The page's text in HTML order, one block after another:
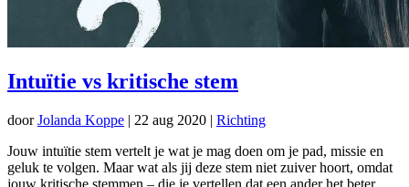
Intuïtie vs kritische stem
doorJolanda Koppe | 22 aug 2020 | Richting
Jouw intuïtie stem vertelt je wat je mag doen om je pad, missie en
geluk te volgen. Maar wat als jij deze stem niet zuiver hoort, omdat
jouw kritische stemmen – die je vertellen dat een ander het beter